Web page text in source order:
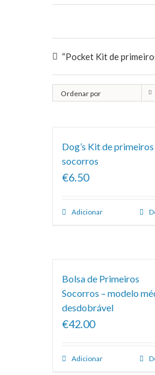
“Pocket Kit de
Ordenar por
Dog’s Kit de primeiros
socorros
€6.50
Adicionar
Bolsa de Primeiros
Socorros – modelo
desdobrável
€42.00
Adicionar